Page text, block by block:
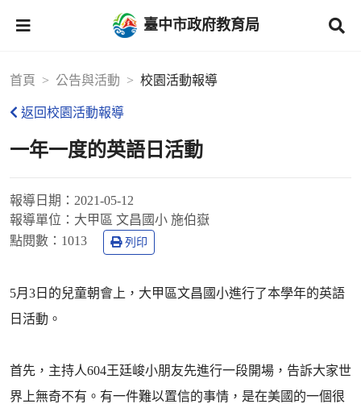
臺中市政府教育局
首頁 公告與活動 校園活動報導
返回校園活動報導
一年一度的英語日活動
報導日期： 2021-05-12
報導單位： 大甲區 文昌國小 施伯嶽
點閱數： 1013 列印
5月3日的兒童朝會上，大甲區文昌國小進行了本學年的英語
日活動。
首先，主持人604王廷峻小朋友先進行一段開場，告訴大家世
界上無奇不有。有一件難以置信的事情，是在美國的一個很